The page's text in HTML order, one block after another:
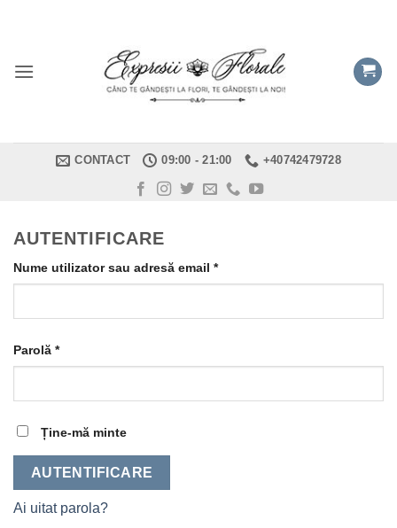
CONTACT 09:00 - 21:00 +40742479728
AUTENTIFICARE
Nume utilizator sau adresă email *Obligatoriu
Parolă *Obligatoriu
Ține-mă minte
AUTENTIFICARE
Ai uitat parola?